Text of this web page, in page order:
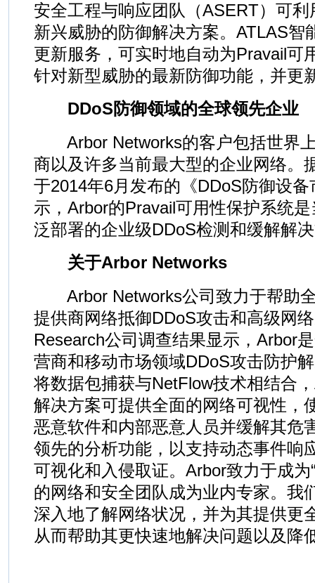
安全工程与响应团队（ASERT）可
新兴威胁的防御解决方案。ATLAS智
更新服务，可实时地自动为Pravail可
针对新型威胁的最新防御功能，并更
DDoS防御领域的全球领先企业
Arbor Networks的客户包括世界
商以及许多当前最大型的企业网络。
于2014年6月发布的《DDoS防御设
示，Arbor的Pravail可用性保护系统
泛部署的企业级DDoS检测和缓解解
关于Arbor Networks
Arbor Networks公司致力于帮助
提供商网络抵御DDoS攻击和高级网
Research公司调查结果显示，Arbor
营商和移动市场领域DDoS攻击防护
将数据包捕获与NetFlow技术相结合
解决方案可提供全面的网络可视性，
恶意软件和内部恶意人员并缓解其危
领先的分析功能，以支持动态事件响
可视化和入侵取证。Arbor致力于成为
的网络和安全团队成为业内专家。我
深入地了解网络状况，并为其提供更
从而帮助其更快速地解决问题以及降